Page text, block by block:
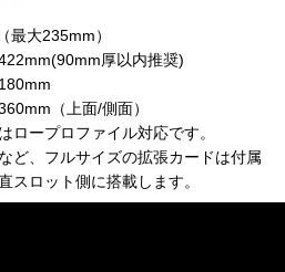
最大235mm）
厚以内推奨)
（上面/側面）
ープロファイル対応です。
ど、フルサイズの拡張カードは付属
スロット側に搭載します。